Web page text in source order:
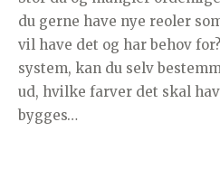
du gerne have nye reoler
vil have det og har behov
system, kan du selv
ud, hvilke farver det skal
bygges…